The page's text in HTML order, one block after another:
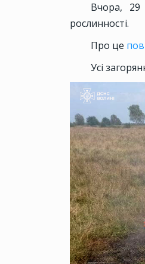
Вчора, 29
рослинності.
Про це
Усі